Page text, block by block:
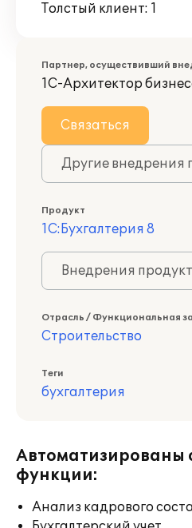
Толстый клиент: 1
Партнер, осуществивший
1С-Архитектор
Связаться
Другие внедрения
Продукт
1С:Бухгалтерия 8
Внедрения
Отрасль / Функциональная
Строительство
Теги
бухгалтерия
Автоматизированы
функции:
Анализ кадрового